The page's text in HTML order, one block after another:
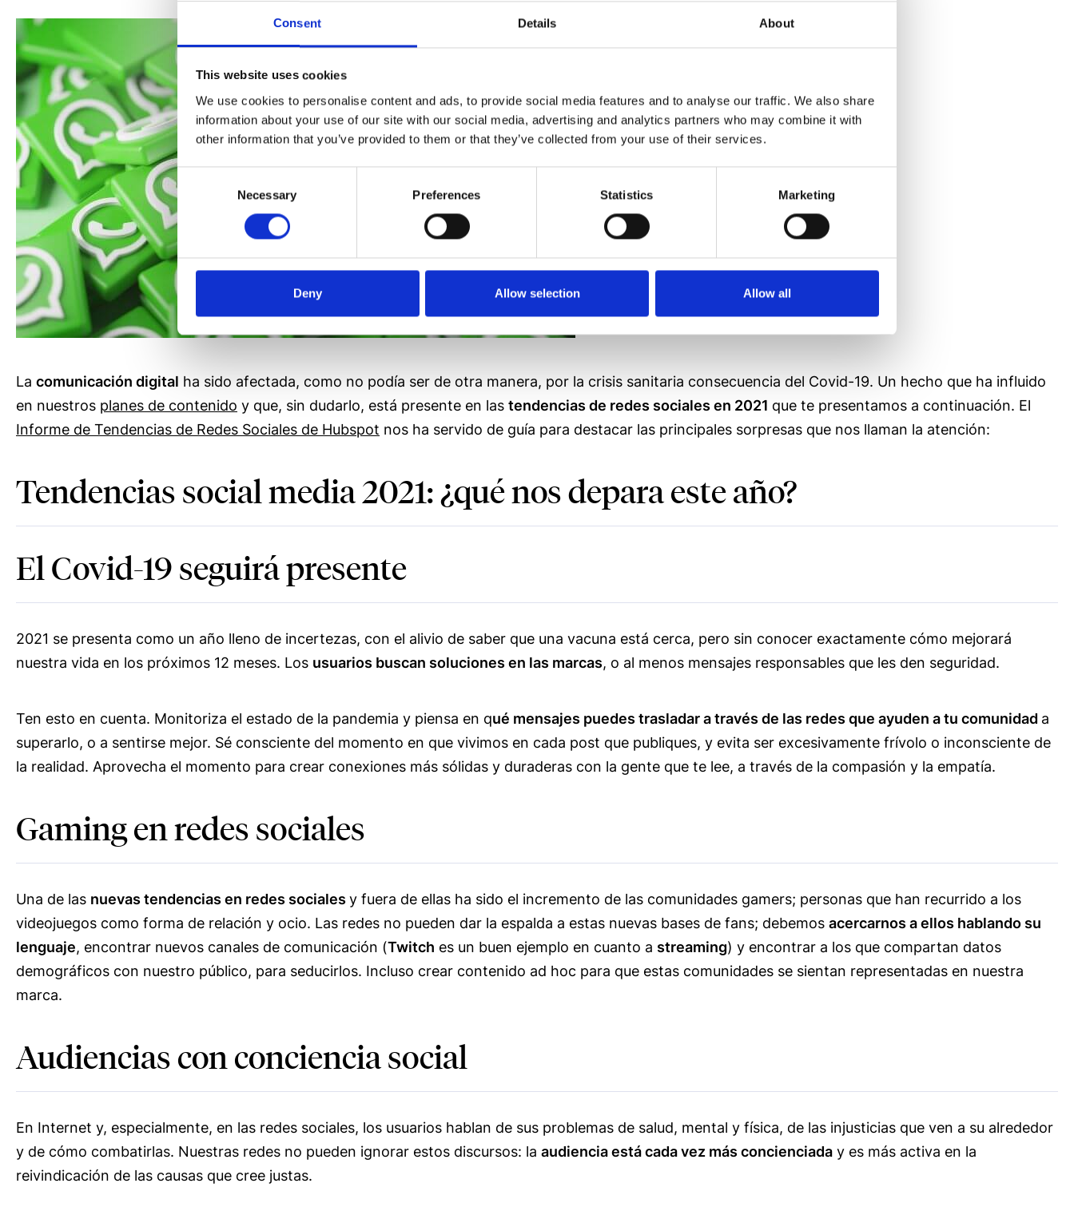
Consent Details About
This website uses cookies
We use cookies to personalise content and ads, to provide social media features and to analyse our traffic. We also share
information about your use of our site with our social media, advertising and analytics partners who may combine it with
other information that you’ve provided to them or that they’ve collected from your use of their services.
Selection
Necessary Preferences Statistics Marketing
Deny Allow selection Allow all
La comunicación digital ha sido afectada, como no podía ser de otra manera, por la crisis sanitaria consecuencia del Covid-19. Un hecho que ha influido
en nuestros planes de contenido y que, sin dudarlo, está presente en las tendencias de redes sociales en 2021 que te presentamos a continuación. El
Informe de Tendencias de Redes Sociales de Hubspot nos ha servido de guía para destacar las principales sorpresas que nos llaman la atención:
Tendencias social media 2021: ¿qué nos depara este año?
El Covid-19 seguirá presente
2021 se presenta como un año lleno de incertezas, con el alivio de saber que una vacuna está cerca, pero sin conocer exactamente cómo mejorará
nuestra vida en los próximos 12 meses. Los usuarios buscan soluciones en las marcas, o al menos mensajes responsables que les den seguridad.
Ten esto en cuenta. Monitoriza el estado de la pandemia y piensa en qué mensajes puedes trasladar a través de las redes que ayuden a tu comunidad a
superarlo, o a sentirse mejor. Sé consciente del momento en que vivimos en cada post que publiques, y evita ser excesivamente frívolo o inconsciente de
la realidad. Aprovecha el momento para crear conexiones más sólidas y duraderas con la gente que te lee, a través de la compasión y la empatía.
Gaming en redes sociales
Una de las nuevas tendencias en redes sociales y fuera de ellas ha sido el incremento de las comunidades gamers; personas que han recurrido a los
videojuegos como forma de relación y ocio. Las redes no pueden dar la espalda a estas nuevas bases de fans; debemos acercarnos a ellos hablando su
lenguaje, encontrar nuevos canales de comunicación (Twitch es un buen ejemplo en cuanto a streaming) y encontrar a los que compartan datos
demográficos con nuestro público, para seducirlos. Incluso crear contenido ad hoc para que estas comunidades se sientan representadas en nuestra
marca.
Audiencias con conciencia social
En Internet y, especialmente, en las redes sociales, los usuarios hablan de sus problemas de salud, mental y física, de las injusticias que ven a su alrededor
y de cómo combatirlas. Nuestras redes no pueden ignorar estos discursos: la audiencia está cada vez más concienciada y es más activa en la
reivindicación de las causas que cree justas.